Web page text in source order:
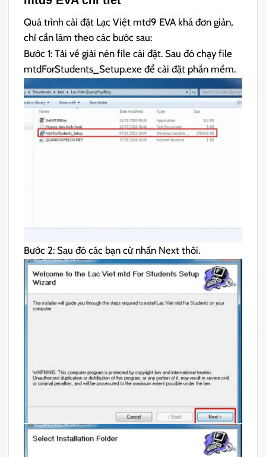
Quá trình cài đặt Lạc Việt mtd9 EVA khá đơn giản,
chỉ cần làm theo các bước sau:
Bước 1: Tải về giải nén file cài đặt. Sau đó chạy file
mtdForStudents_Setup.exe để cài đặt phần mềm.
Bước 2: Sau đó các bạn cứ nhấn Next thôi.